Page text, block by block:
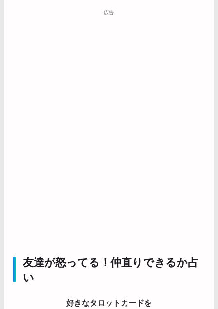
広告
友達が怒ってる！仲直りできるか占
い
好きなタロットカードを